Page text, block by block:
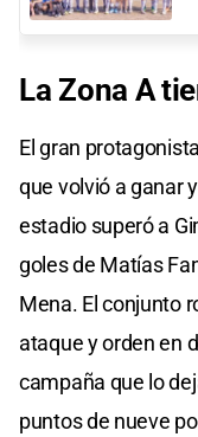
La Zona A
El gran
que volvió a ganar
estadio superó a
goles de Matías
Mena. El conjunto
ataque y orden en
campaña que lo
puntos de nueve